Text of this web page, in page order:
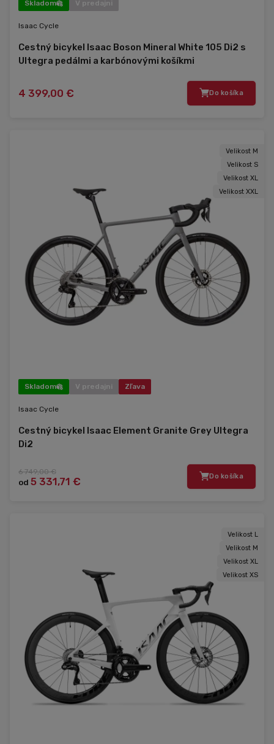
Skladom V predajni
Isaac Cycle
Cestný bicykel Isaac Boson Mineral White 105 Di2 s
Ultegra pedálmi a karbónovými košíkmi
4 399,00 € Do košíka
Velikost M
Velikost S
Velikost XL
Velikost XXL
Skladom V predajni Zľava
Isaac Cycle
Cestný bicykel Isaac Element Granite Grey Ultegra
Di2
6 749,00 €
od 5 331,71 € Do košíka
Velikost L
Velikost M
Velikost XL
Velikost XS